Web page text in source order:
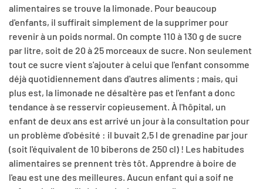
alimentaires se trouve la limonade. Pour beaucoup
d'enfants, il suffirait simplement de la supprimer pour
revenir à un poids normal. On compte 110 à 130 g de sucre
par litre, soit de 20 à 25 morceaux de sucre. Non seulement
tout ce sucre vient s'ajouter à celui que l'enfant consomme
déjà quotidiennement dans d'autres aliments ; mais, qui
plus est, la limonade ne désaltère pas et l'enfant a donc
tendance à se resservir copieusement. À l'hôpital, un
enfant de deux ans est arrivé un jour à la consultation pour
un problème d'obésité : il buvait 2,5 l de grenadine par jour
(soit l'équivalent de 10 biberons de 250 cl) ! Les habitudes
alimentaires se prennent très tôt. Apprendre à boire de
l'eau est une des meilleures. Aucun enfant qui a soif ne